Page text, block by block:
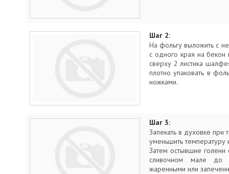
Шаг 2:
На фольгу выложить с
с одного края на
сверху 2 листика
плотно упаковать в
ножками.
Шаг 3:
Запекать в духовке при
уменьшить температуру
Затем остывшие голени
сливочном мале до
жаренными или